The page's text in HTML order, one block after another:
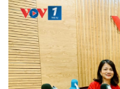
Đảng trong cuộc sống
Nhận diện sự thật
Pháp luật và đời sống